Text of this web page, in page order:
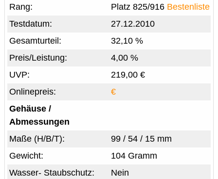
Platz 825/916 Bestenliste
Rang:
27.12.2010
Testdatum:
32,10 %
Gesamturteil:
4,00 %
Preis/Leistung:
219,00 €
UVP:
€
Onlinepreis:
Gehäuse /
Abmessungen
99 / 54 / 15 mm
Maße (H/B/T):
104 Gramm
Gewicht:
Nein
Wasser- Staubschutz: